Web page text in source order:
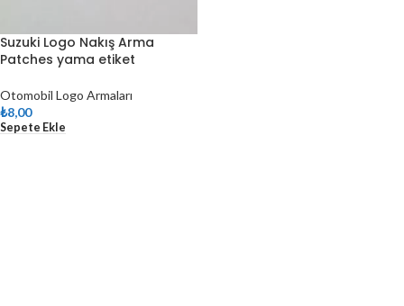
Suzuki Logo Nakış Arma
Patches yama etiket
Otomobil Logo Armaları
₺8,00
Sepete Ekle